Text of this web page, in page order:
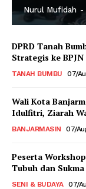
Nurul Mufidah -
DPRD Tanah
Strategis ke
TANAH BUMBU 07/
Wali Kota
Idulfitri, Ziarah
BANJARMASIN 07/
Peserta
Tubuh dan
SENI & BUDAYA 07/